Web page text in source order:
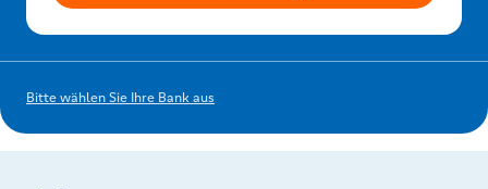
Bitte wählen Sie Ihre Bank aus